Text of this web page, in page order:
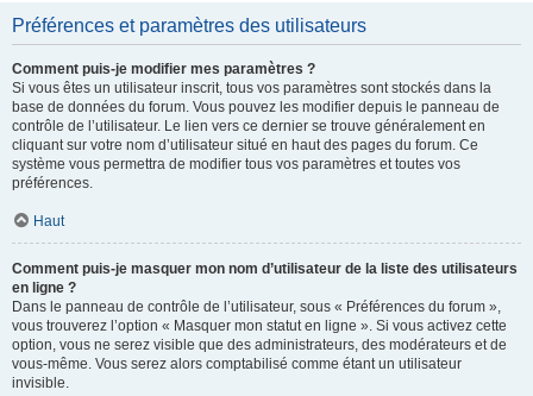
Préférences et paramètres des utilisateurs
Comment puis-je modifier mes paramètres ?
Si vous êtes un utilisateur inscrit, tous vos paramètres sont stockés dans la
base de données du forum. Vous pouvez les modifier depuis le panneau de
contrôle de l’utilisateur. Le lien vers ce dernier se trouve généralement en
cliquant sur votre nom d’utilisateur situé en haut des pages du forum. Ce
système vous permettra de modifier tous vos paramètres et toutes vos
préférences.
Haut
Comment puis-je masquer mon nom d’utilisateur de la liste des utilisateurs
en ligne ?
Dans le panneau de contrôle de l’utilisateur, sous « Préférences du forum »,
vous trouverez l’option « Masquer mon statut en ligne ». Si vous activez cette
option, vous ne serez visible que des administrateurs, des modérateurs et de
vous-même. Vous serez alors comptabilisé comme étant un utilisateur
invisible.